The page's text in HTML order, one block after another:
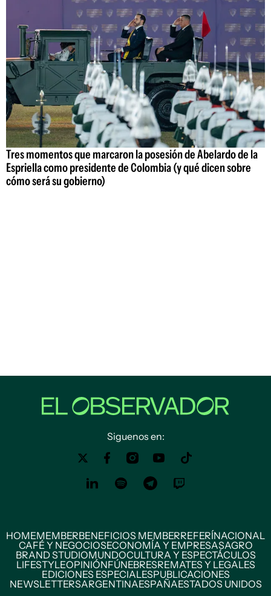
Tres momentos que marcaron la posesión de Abelardo de la
Espriella como presidente de Colombia (y qué dicen sobre
cómo será su gobierno)
Siguenos en:
HOMEMEMBERBENEFICIOS MEMBERREFERÍNACIONAL
CAFÉ Y NEGOCIOSECONOMÍA Y EMPRESASAGRO
BRAND STUDIOMUNDOCULTURA Y ESPECTÁCULOS
LIFESTYLEOPINIÓNFÚNEBRESREMATES Y LEGALES
EDICIONES ESPECIALESPUBLICACIONES
NEWSLETTERSARGENTINAESPAÑAESTADOS UNIDOS